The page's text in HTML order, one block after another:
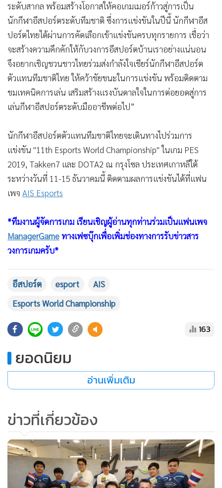
ระดับสากล พร้อมสร้างโอกาสให้คอเกมเมอร์ก้าวสู่การเป็น
นักกีฬาอีสปอร์ตระดับทีมชาติ ซึ่งการแข่งขันในปีนี้ นักกีฬาอีส
ปอร์ตไทยได้ผ่านการคัดเลือกเข้าแข่งขันครบทุกรายการ เชื่อว่า
จะสร้างความคึกคักให้กับวงการอีสปอร์ตบ้านเราอย่างแน่นอน
จึงอยากเชิญชวนชาวไทยร่วมส่งกำลังใจเชียร์นักกีฬาอีสปอร์ต
ตัวแทนทีมชาติไทย ให้คว้าชัยชนะในการแข่งขัน พร้อมติดตาม
ชมเทคนิคการเล่น เสริมสร้างแรงบันดาลใจในการต่อยอดสู่การ
เล่นกีฬาอีสปอร์ตระดับมืออาชีพต่อไป”
นักกีฬาอีสปอร์ตตัวแทนทีมชาติไทยจะเดินทางไปร่วมการ
แข่งขัน "11th Esports World Championship" ในเกม PES
2019, Takken7 และ DOTA2 ณ กรุงโซล ประเทศเกาหลีใต้
ระหว่างวันที่ 11-15 ธันวาคมนี้ ติดตามผลการแข่งขันได้ที่แฟน
เพจ AIS Esports
*ทีมงานผู้จัดการเกม เรียนเชิญผู้อ่านทุกท่านร่วมเป็นแฟนเพจ
ManagerGameทางเฟซบุ๊กเพื่อเพิ่มช่องทางการรับข่าวสาร
วงการเกมครับ*
อีสปอร์ต esport
AIS
Esports World Championship
163
ยอดนิยม
อ่านเพิ่มเติม
ข่าวที่เกี่ยวข้อง